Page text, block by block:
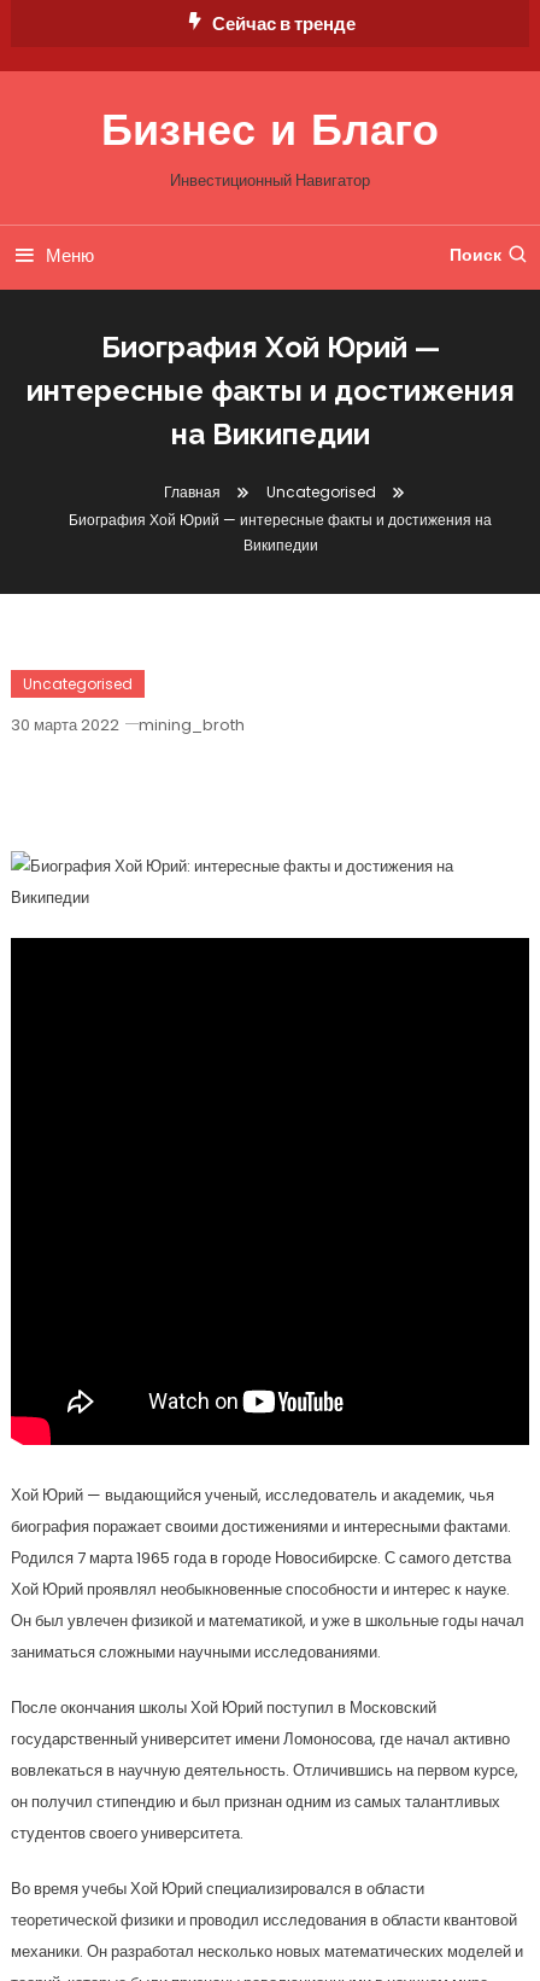
Сейчас в тренде
Бизнес и Благо
Инвестиционный Навигатор
Меню Поиск
Биография Хой Юрий —
интересные факты и достижения
на Википедии
Главная
Uncategorised
Биография Хой Юрий — интересные факты и достижения на
Википедии
Uncategorised
30 марта 2022 mining_broth
Хой Юрий — выдающийся ученый, исследователь и академик, чья
биография поражает своими достижениями и интересными фактами.
Родился 7 марта 1965 года в городе Новосибирске. С самого детства
Хой Юрий проявлял необыкновенные способности и интерес к науке.
Он был увлечен физикой и математикой, и уже в школьные годы начал
заниматься сложными научными исследованиями.
После окончания школы Хой Юрий поступил в Московский
государственный университет имени Ломоносова, где начал активно
вовлекаться в научную деятельность. Отличившись на первом курсе,
он получил стипендию и был признан одним из самых талантливых
студентов своего университета.
Во время учебы Хой Юрий специализировался в области
теоретической физики и проводил исследования в области квантовой
механики. Он разработал несколько новых математических моделей и